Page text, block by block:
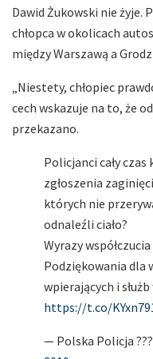
Dawid Żukowski nie żyje.
chłopca w okolicach
między Warszawą a
„Niestety, chłopiec
cech wskazuje na to, że
przekazano.
Policjanci cały
zgłoszenia
których nie
odnaleźli ciało?
Wyrazy
Podziękowania dla
wpierających i
https://t.co/
— Polska Policja